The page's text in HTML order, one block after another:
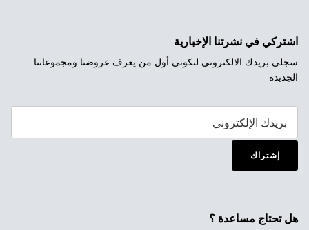
اشتركي في نشرتنا الإخبارية
سجلي بريدك الالكتروني لتكوني أول من يعرف عروضنا ومجموعاتنا
الجديدة
إشتراك
هل تحتاج مساعدة ؟